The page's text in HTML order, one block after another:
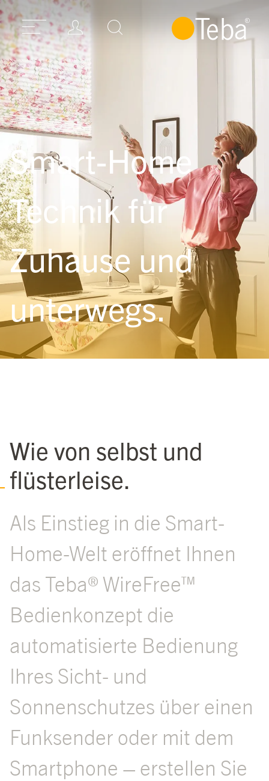
Smart-Home
Technik für
Zuhause und
unterwegs.
Wie von selbst und
flüsterleise.
Als Einstieg in die Smart-
Home-Welt eröffnet Ihnen
das Teba® WireFree™
Bedienkonzept die
automatisierte Bedienung
Ihres Sicht- und
Sonnenschutzes über einen
Funksender oder mit dem
Smartphone – erstellen Sie